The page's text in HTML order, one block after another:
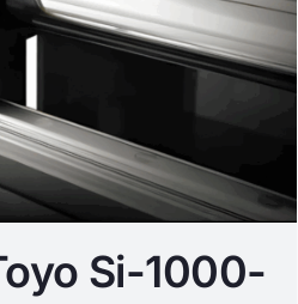
Si-1000-